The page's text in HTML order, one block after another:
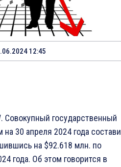
12:45
. Совокупный государственный
30 апреля 2024 года
на $92.618 млн. по
года. Об этом говорится в